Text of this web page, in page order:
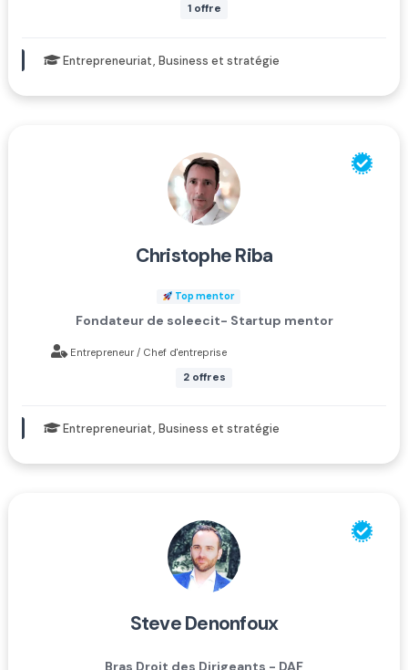
1 offre
Entrepreneuriat, Business et stratégie
christophe riba
Top mentor
Fondateur de soleecit- Startup mentor
Entrepreneur / Chef d'entreprise
2 offres
Entrepreneuriat, Business et stratégie
steve denonfoux
Bras Droit des Dirigeants - DAF